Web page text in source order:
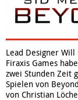
Lead Designer
Firaxis Games
zwei Stunden Zeit
Spielen von
von Christian